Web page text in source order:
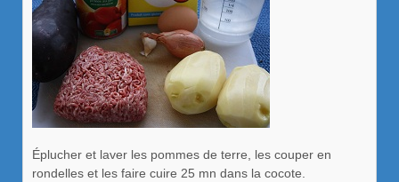
Éplucher et laver les pommes de terre, les couper en
rondelles et les faire cuire 25 mn dans la cocote.